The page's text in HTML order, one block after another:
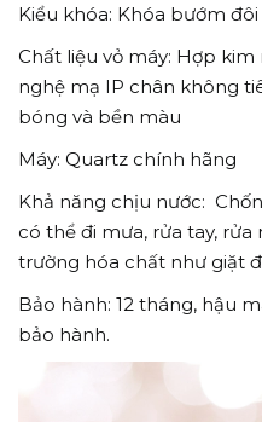
Kiểu khóa: Khóa bướm đôi
Chất liệu vỏ máy: Hợp
nghệ mạ IP chân không
bóng và bền màu
Máy: Quartz chính hãng
Khả năng chịu nước:
có thể đi mưa, rửa tay,
trường hóa chất như giặt
Bảo hành: 12 tháng, hậu
bảo hành.